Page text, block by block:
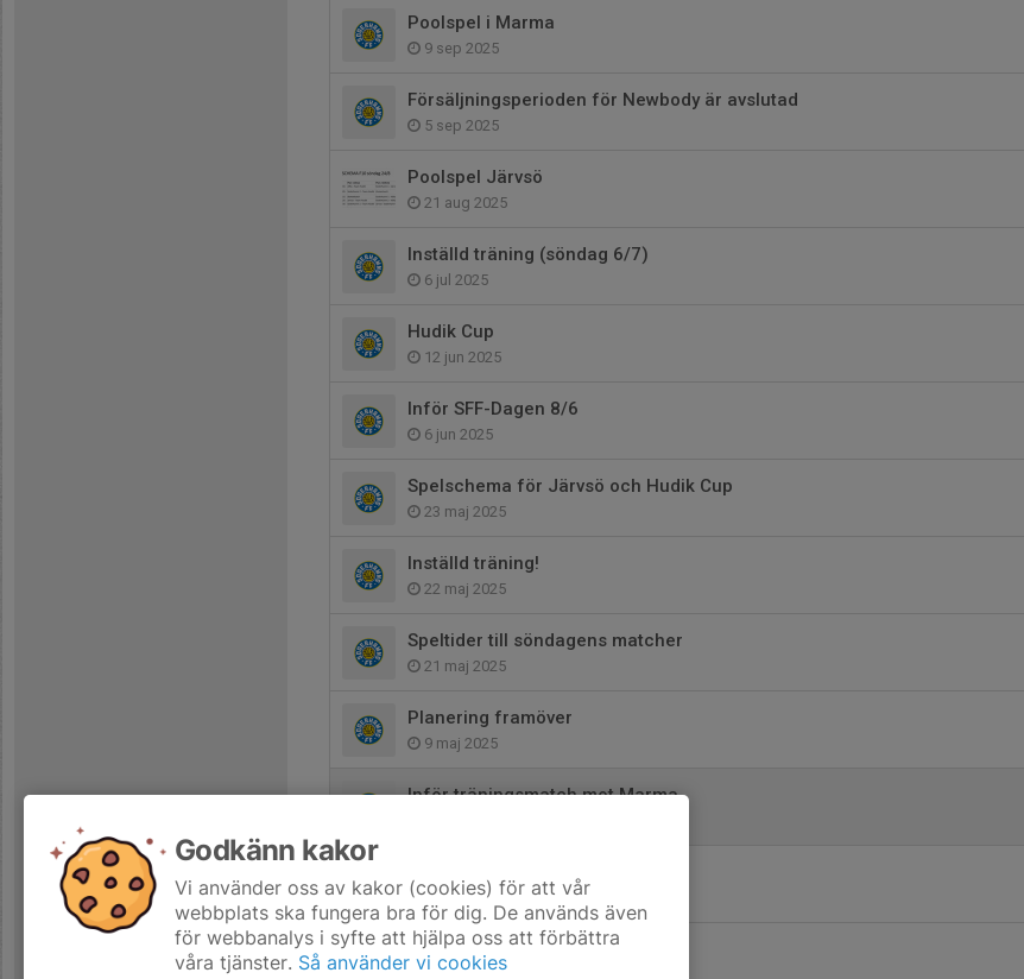
Poolspel i Marma
9 sep 2025
Försäljningsperioden för Newbody är avslutad
5 sep 2025
Poolspel Järvsö
21 aug 2025
Inställd träning (söndag 6/7)
6 jul 2025
Hudik Cup
12 jun 2025
Inför SFF-Dagen 8/6
6 jun 2025
Spelschema för Järvsö och Hudik Cup
23 maj 2025
Inställd träning!
22 maj 2025
Speltider till söndagens matcher
21 maj 2025
Planering framöver
9 maj 2025
Inför träningsmatch mot Marma
27 apr 2025
Godkänn kakor
Vi använder oss av kakor (cookies) för att vår
webbplats ska fungera bra för dig. De används även
för webbanalys i syfte att hjälpa oss att förbättra
våra tjänster. Så använder vi cookies